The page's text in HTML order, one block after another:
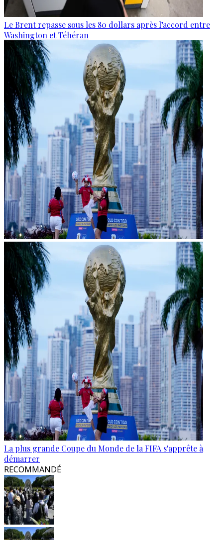
Le Brent repasse sous les 80 dollars après l’accord entre
Washington et Téhéran
La plus grande Coupe du Monde de la FIFA s'apprête à
démarrer
RECOMMANDÉ